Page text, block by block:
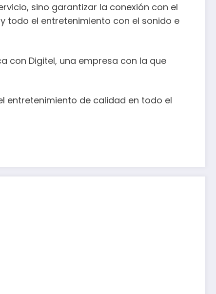
sino garantizar la conexión con el
todo el entretenimiento con el sonido e
con Digitel, una empresa con la que
entretenimiento de calidad en todo el